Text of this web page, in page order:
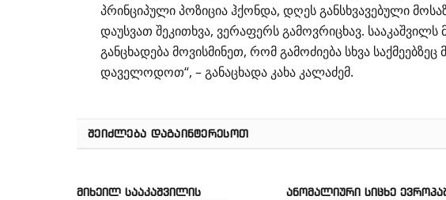
პრინციპული პოზიცია ჰქონდა, დღეს განსხვავებული
დაუსვათ შეკითხვა, ვერაფერს გამოვრიცხავ.
განცხადება მოვისმინეთ, რომ გამოძიება სხვა
დაველოდოთ“, – განაცხადა კახა კალაძემ.
ᲨᲔᲘᲫᲚᲔᲑᲐ ᲓᲐᲒᲐᲘᲜᲢᲔᲠᲔᲡᲝᲗ
მიხეილ სააკაშვილის
ანომალიური სიცხე